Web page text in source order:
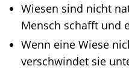
Wiesen sind nicht
Mensch schafft und
Wenn eine Wiese
verschwindet sie